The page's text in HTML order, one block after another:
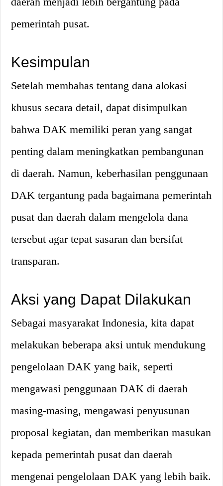
pemerintah pusat.
Kesimpulan
Setelah membahas tentang dana alokasi
khusus secara detail, dapat disimpulkan
bahwa DAK memiliki peran yang sangat
penting dalam meningkatkan pembangunan
di daerah. Namun, keberhasilan penggunaan
DAK tergantung pada bagaimana pemerintah
pusat dan daerah dalam mengelola dana
tersebut agar tepat sasaran dan bersifat
transparan.
Aksi yang Dapat Dilakukan
Sebagai masyarakat Indonesia, kita dapat
melakukan beberapa aksi untuk mendukung
pengelolaan DAK yang baik, seperti
mengawasi penggunaan DAK di daerah
masing-masing, mengawasi penyusunan
proposal kegiatan, dan memberikan masukan
kepada pemerintah pusat dan daerah
mengenai pengelolaan DAK yang lebih baik.